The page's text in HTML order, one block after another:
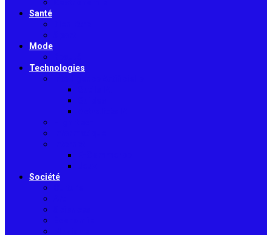
Santé
Mode
Technologies
Société